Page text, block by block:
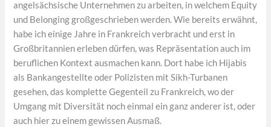
angelsächsische Unternehmen zu arbeiten, in welchem Equity
und Belonging großgeschrieben werden. Wie bereits erwähnt,
habe ich einige Jahre in Frankreich verbracht und erst in
Großbritannien erleben dürfen, was Repräsentation auch im
beruflichen Kontext ausmachen kann. Dort habe ich Hijabis
als Bankangestellte oder Polizisten mit Sikh-Turbanen
gesehen, das komplette Gegenteil zu Frankreich, wo der
Umgang mit Diversität noch einmal ein ganz anderer ist, oder
auch hier zu einem gewissen Ausmaß.